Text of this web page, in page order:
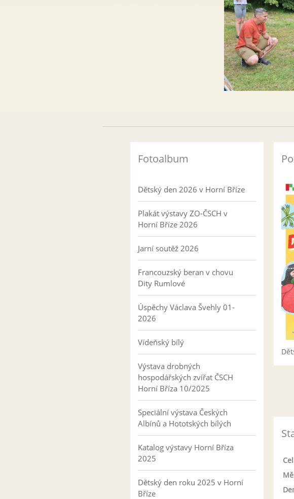
Fotoalbum
Dětský den 2026 v Horní Bříze
Plakát výstavy ZO-ČSCH v
Horní Bříze 2026
Jarní soutěž 2026
Francouzský beran v chovu
Dity Rumlové
Úspěchy Václava Švehly 01-
2026
Vídeňský bílý
Výstava drobných
hospodářských zvířat ČSCH
Horní Bříza 10/2025
Speciální výstava Českých
Albínů a Hototských bílých
Katalog výstavy Horní Bříza
2025
Dětský den roku 2025 v Horní
Bříze